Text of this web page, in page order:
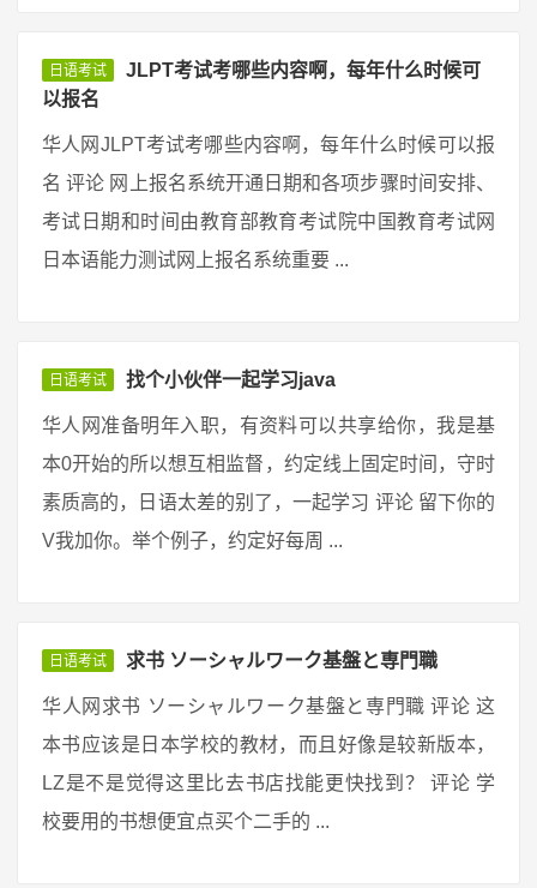
日语考试
JLPT考试考哪些内容啊，每年什么时候可
以报名
华人网JLPT考试考哪些内容啊，每年什么时候可以报
名 评论 网上报名系统开通日期和各项步骤时间安排、
考试日期和时间由教育部教育考试院中国教育考试网
日本语能力测试网上报名系统重要 ...
日语考试 找个小伙伴一起学习java
华人网准备明年入职，有资料可以共享给你，我是基
本0开始的所以想互相监督，约定线上固定时间，守时
素质高的，日语太差的别了，一起学习 评论 留下你的
V我加你。举个例子，约定好每周 ...
日语考试 求书 ソーシャルワーク基盤と専門職
华人网求书 ソーシャルワーク基盤と専門職 评论 这
本书应该是日本学校的教材，而且好像是较新版本，
LZ是不是觉得这里比去书店找能更快找到？ 评论 学
校要用的书想便宜点买个二手的 ...